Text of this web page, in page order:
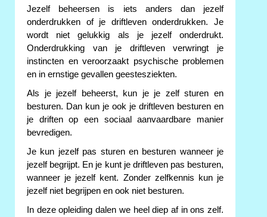
Jezelf beheersen is iets anders dan jezelf
onderdrukken of je driftleven onderdrukken. Je
wordt niet gelukkig als je jezelf onderdrukt.
Onderdrukking van je driftleven verwringt je
instincten en veroorzaakt psychische problemen
en in ernstige gevallen geestesziekten.
Als je jezelf beheerst, kun je je zelf sturen en
besturen. Dan kun je ook je driftleven besturen en
je driften op een sociaal aanvaardbare manier
bevredigen.
Je kun jezelf pas sturen en besturen wanneer je
jezelf begrijpt. En je kunt je driftleven pas besturen,
wanneer je jezelf kent. Zonder zelfkennis kun je
jezelf niet begrijpen en ook niet besturen.
In deze opleiding dalen we heel diep af in ons zelf.